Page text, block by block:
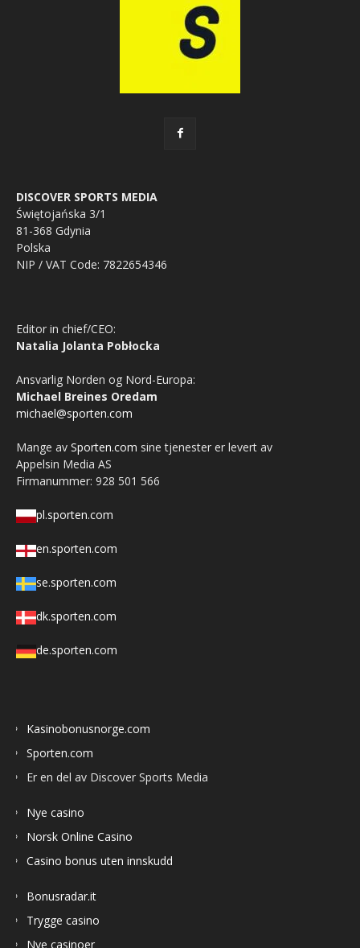
DISCOVER SPORTS MEDIA
Świętojańska 3/1
81-368 Gdynia
Polska
NIP / VAT Code: 7822654346
Editor in chief/CEO:
Natalia Jolanta Pobłocka
Ansvarlig Norden og Nord-Europa:
Michael Breines Oredam
michael@sporten.com
Mange av Sporten.com sine tjenester er levert av
Appelsin Media AS
Firmanummer: 928 501 566
pl.sporten.com
en.sporten.com
se.sporten.com
dk.sporten.com
de.sporten.com
Kasinobonusnorge.com
Sporten.com
Er en del av Discover Sports Media
Nye casino
Norsk Online Casino
Casino bonus uten innskudd
Bonusradar.it
Trygge casino
Nye casinoer